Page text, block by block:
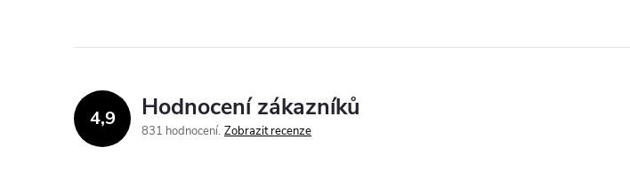
4,9 Hodnocení zákazníků
831 hodnocení Zobrazit recenze